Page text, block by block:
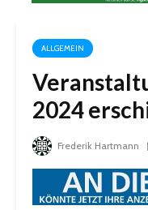
ALLGEMEIN
2024
Frederik Hartmann